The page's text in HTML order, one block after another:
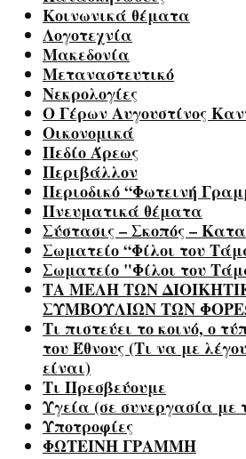
Κοινωνικά θέματα
Λογοτεχνία
Μακεδονία
Μεταναστευτικό
Νεκρολογίες
Ο Γέρων Αυγουστίνος
Οικονομικά
Πεδίο Άρεως
Περιβάλλον
Περιοδικό “Φωτεινή
Πνευματικά θέματα
Σύστασις – Σκοπός –
Σωματείο “Φίλοι του
Σωματείο "Φίλοι του
ΤΑ ΜΕΛΗ ΤΩΝ
ΣΥΜΒΟΥΛΙΩΝ ΤΩΝ
Τι πιστεύει το κοινό, ο
του Έθνους (Τι να με
είναι)
Τι Πρεσβεύουμε
Υγεία (σε συνεργασία με
Υποτροφίες
ΦΩΤΕΙΝΗ ΓΡΑΜΜΗ